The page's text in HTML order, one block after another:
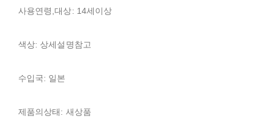
사용연령,대상: 14세이상
색상: 상세설명참고
수입국: 일본
제품의상태: 새상품